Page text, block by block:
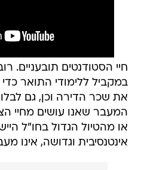
חיי הסטודנטים תובעניים.
במקביל ללימודי התואר
את שכר הדירה וכן, גם
המעבר שאנו עושים מחיי
או מהטיול הגדול בחו"ל
אינטנסיבית וגדושה, אינו